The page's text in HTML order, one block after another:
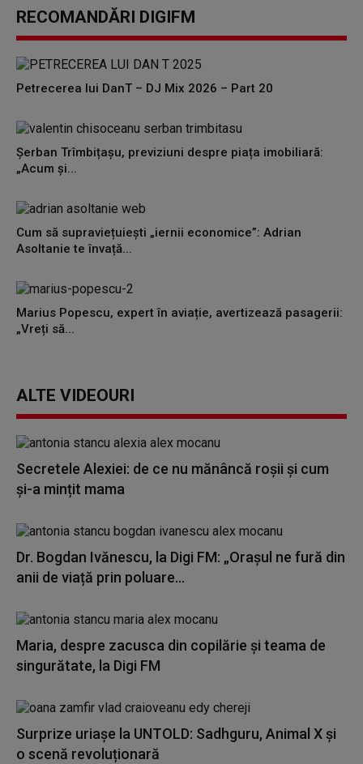
seconds
RECOMANDĂRI DIGIFM
Petrecerea lui DanT – DJ Mix 2026 – Part 20
Șerban Trîmbițașu, previziuni despre piața imobiliară:
„Acum și...
Cum să supraviețuiești „iernii economice”: Adrian
Asoltanie te învață...
Marius Popescu, expert în aviație, avertizează pasagerii:
„Vreți să...
ALTE VIDEOURI
Secretele Alexiei: de ce nu mănâncă roșii și cum
și-a mințit mama
Dr. Bogdan Ivănescu, la Digi FM: „Orașul ne fură din
anii de viață prin poluare...
Maria, despre zacusca din copilărie și teama de
singurătate, la Digi FM
Surprize uriașe la UNTOLD: Sadhguru, Animal X și
o scenă revoluționară